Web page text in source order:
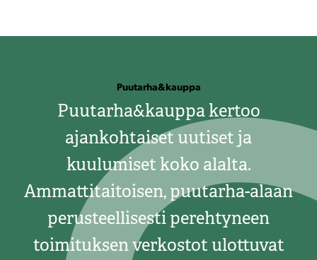
Puutarha&kauppa
Puutarha&kauppa kertoo
ajankohtaiset uutiset ja
kuulumiset koko alalta.
Ammattitaitoisen, puutarha-alaan
perusteellisesti perehtyneen
toimituksen verkostot ulottuvat